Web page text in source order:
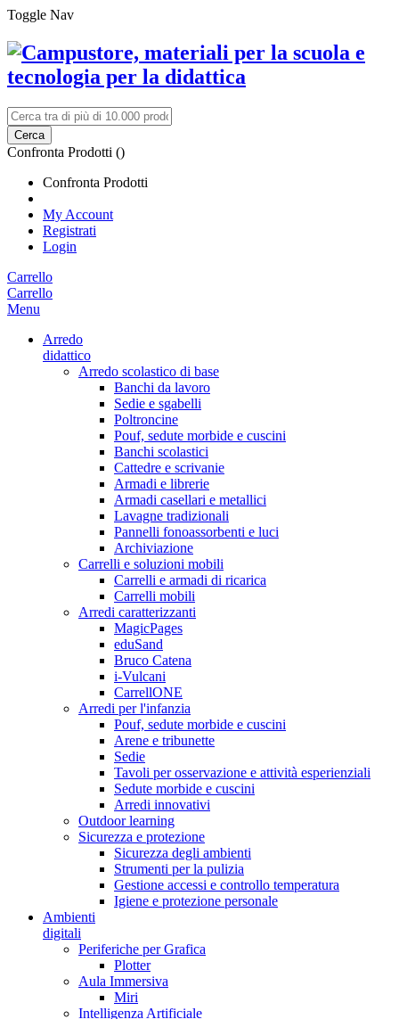
Toggle Nav
Cerca
Confronta Prodotti ()
Confronta Prodotti
My Account
Registrati
Login
Carrello
Carrello
Menu
Arredo
didattico
Arredo scolastico di base
Banchi da lavoro
Sedie e sgabelli
Poltroncine
Pouf, sedute morbide e cuscini
Banchi scolastici
Cattedre e scrivanie
Armadi e librerie
Armadi casellari e metallici
Lavagne tradizionali
Pannelli fonoassorbenti e luci
Archiviazione
Carrelli e soluzioni mobili
Carrelli e armadi di ricarica
Carrelli mobili
Arredi caratterizzanti
MagicPages
eduSand
Bruco Catena
i-Vulcani
CarrellONE
Arredi per l'infanzia
Pouf, sedute morbide e cuscini
Arene e tribunette
Sedie
Tavoli per osservazione e attività esperienziali
Sedute morbide e cuscini
Arredi innovativi
Outdoor learning
Sicurezza e protezione
Sicurezza degli ambienti
Strumenti per la pulizia
Gestione accessi e controllo temperatura
Igiene e protezione personale
Ambienti
digitali
Periferiche per Grafica
Plotter
Aula Immersiva
Miri
Intelligenza Artificiale